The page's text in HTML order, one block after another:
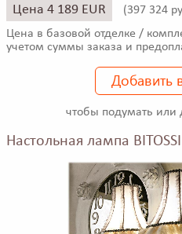
Цена 4 189 EUR (397 324
Цена в базовой отделке /
учетом суммы заказа и
Добавить
чтобы подумать или
Настольная лампа